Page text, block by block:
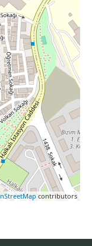
contributors